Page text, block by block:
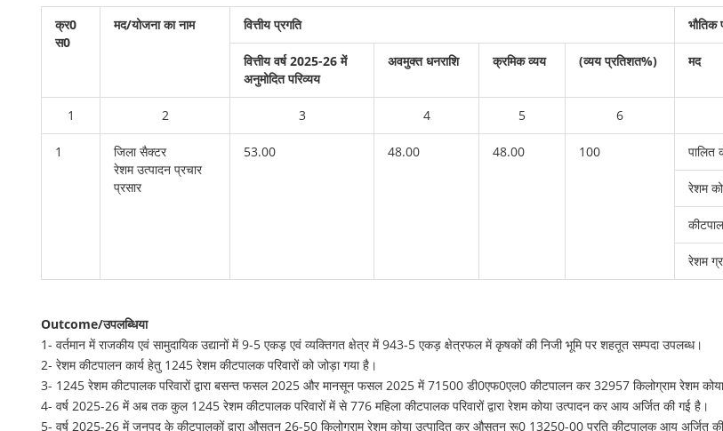
क्र0
स0
मद/योजना का नाम वित्तीय प्रगति भौतिक
वित्तीय वर्ष 2025-26 में
अनुमोदित परिव्यय
अवमुक्त धनराशि क्रमिक व्यय (व्यय प्रतिशत%) मद
1 2 3 4 5 6
1
जिला सैक्टर
रेशम उत्पादन प्रचार
प्रसार
53.00 48.00 48.00 100 पालित
रेशम
रेशम
Outcome/उपलब्धिया
1- वर्तमान में राजकीय एवं सामुदायिक उद्यानों में 9-5 एकड़ एवं व्यक्तिगत क्षेत्र में 943-5 एकड़ क्षेत्रफल में कृषकों की निजी भूमि पर शहतूत सम्पदा उपलब्ध।
2- रेशम कीटपालन कार्य हेतु 1245 रेशम कीटपालक परिवारों को जोड़ा गया है।
3- 1245 रेशम कीटपालक परिवारों द्वारा बसन्त फसल 2025 और मानसून फसल 2025 में 71500 डी0एफ0एल0 कीटपालन कर 32957 किलोग्राम रेशम
4- वर्ष 2025-26 में अब तक कुल 1245 रेशम कीटपालक परिवारों में से 776 महिला कीटपालक परिवारों द्वारा रेशम कोया उत्पादन कर आय अर्जित की गई है।
5- वर्ष 2025-26 में जनपद के कीटपालकों द्वारा औसतन 26-50 किलोग्राम रेशम कोया उत्पादित कर औसतन रू0 13250-00 प्रति कीटपालक आय अर्जित